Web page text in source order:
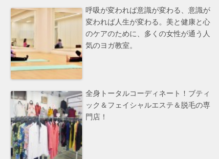
呼吸が変われば意識が変わる、意識が
変われば人生が変わる。美と健康と心
のケアのために、多くの女性が通う人
気のヨガ教室。
全身トータルコーディネート！ブティ
ック＆フェイシャルエステ＆脱毛の専
門店！